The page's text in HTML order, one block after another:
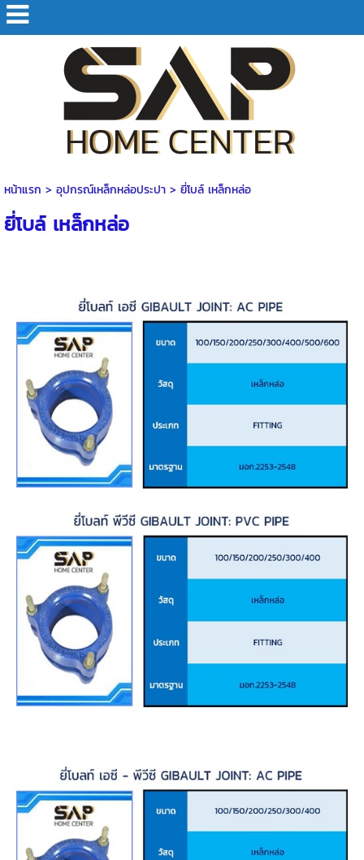
หน้าแรก > อุปกรณ์เหล็กหล่อประปา> ยี่โบล์ เหล็กหล่อ
ยี่โบล์ เหล็กหล่อ